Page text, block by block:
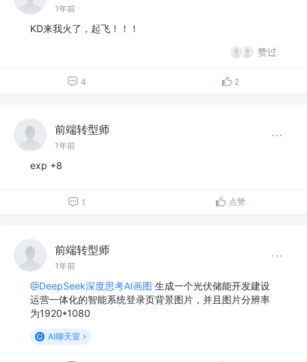
1年前
KD来我火了，起飞！！！
赞过
4 2
前端转型师
1年前
exp +8
1 点赞
前端转型师
1年前
@DeepSeek深度思考AI画图 生成一个光伏储能开发建设
运营一体化的智能系统登录页背景图片，并且图片分辨率
为1920*1080
AI聊天室